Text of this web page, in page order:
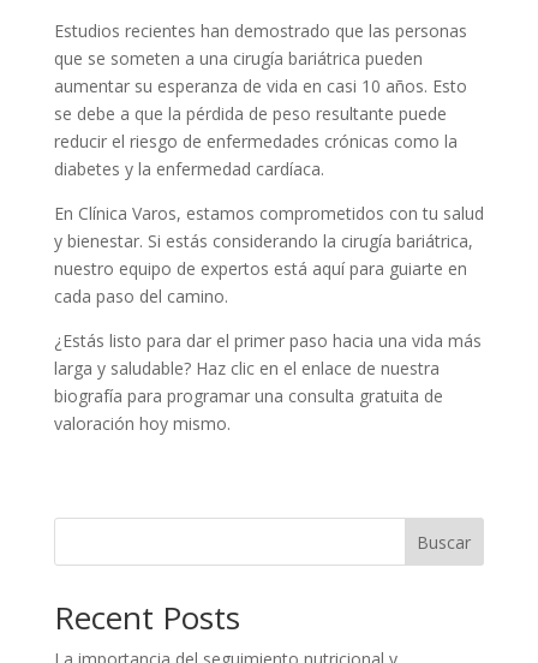
Estudios recientes han demostrado que las personas
que se someten a una cirugía bariátrica pueden
aumentar su esperanza de vida en casi 10 años. Esto
se debe a que la pérdida de peso resultante puede
reducir el riesgo de enfermedades crónicas como la
diabetes y la enfermedad cardíaca.
En Clínica Varos, estamos comprometidos con tu salud
y bienestar. Si estás considerando la cirugía bariátrica,
nuestro equipo de expertos está aquí para guiarte en
cada paso del camino.
¿Estás listo para dar el primer paso hacia una vida más
larga y saludable? Haz clic en el enlace de nuestra
biografía para programar una consulta gratuita de
valoración hoy mismo.
Buscar
Recent Posts